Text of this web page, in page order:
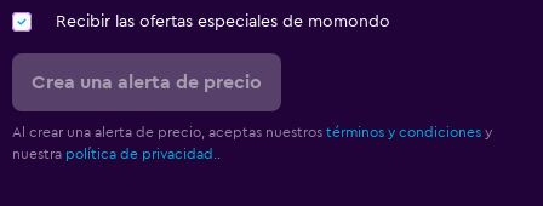
Recibir las ofertas especiales de momondo
Crea una alerta de precio
Al crear una alerta de precio, aceptas nuestros términos y condiciones y
nuestra política de privacidad.